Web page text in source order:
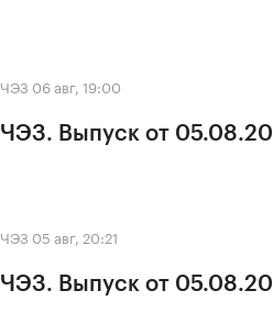
ЧЭЗ 06 авг, 19:00
ЧЭЗ. Выпуск от
ЧЭЗ 05 авг, 20:21
ЧЭЗ. Выпуск от